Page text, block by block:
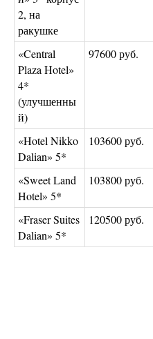
2, на
ракушке
«Central
Plaza Hotel»
4*
(улучшенны
й)
97600 руб.
«Hotel Nikko
Dalian» 5*
103600 руб.
«Sweet Land
Hotel» 5*
103800 руб.
«Fraser Suites
Dalian» 5*
120500 руб.